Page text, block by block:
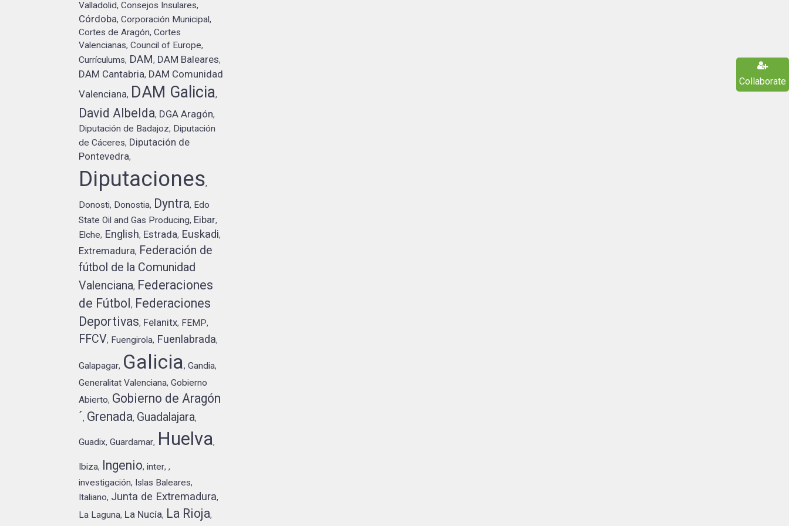
Valladolid,Consejos Insulares,
Córdoba,Corporación Municipal,
Cortes de Aragón,Cortes
Valencianas,Council of Europe,
Currículums, DAM, DAM Baleares,
DAM Cantabria, DAM Comunidad
Valenciana, DAM Galicia,
David Albelda, DGA Aragón,
Diputación de Badajoz, Diputación
de Cáceres, Diputación de
Pontevedra,
Diputaciones,
Donosti, Donostia, Dyntra, Edo
State Oil and Gas Producing, Eibar,
Elche, English, Estrada, Euskadi,
Extremadura, Federación de
fútbol de la Comunidad
Valenciana, Federaciones
de Fútbol, Federaciones
Deportivas, Felanitx, FEMP,
FFCV, Fuengirola, Fuenlabrada,
Galapagar, Galicia,Gandia,
Generalitat Valenciana,Gobierno
Abierto, Gobierno de Aragón
´, Grenada, Guadalajara,
Guadix,Guardamar, Huelva,
Ibiza, Ingenio,inter,,
investigación, Islas Baleares,
Italiano, Junta de Extremadura,
La Laguna, La Nucía, La Rioja,
Collaborate